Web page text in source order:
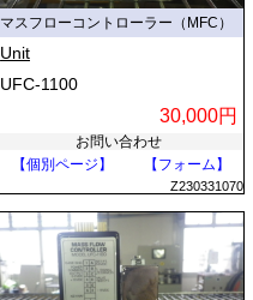
マスフローコントローラー（MFC）
Unit
UFC-1100
30,000円
お問い合わせ
【個別ページ】
【フォーム】
Z230331070